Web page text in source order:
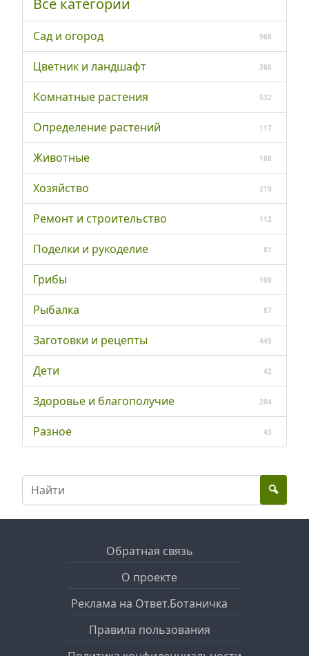
Все категории
Сад и огород 908
Цветник и ландшафт 386
Комнатные растения 532
Определение растений 117
Животные 188
Хозяйство 219
Ремонт и строительство 112
Поделки и рукоделие 81
Грибы 109
Рыбалка 87
Заготовки и рецепты 445
Дети 42
Здоровье и благополучие 204
Разное 43
Обратная связь
О проекте
Реклама на Ответ.Ботаничка
Правила пользования